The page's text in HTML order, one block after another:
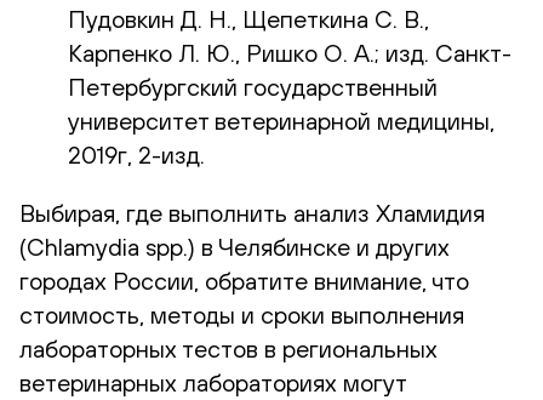
Пудовкин Д. Н., Щепеткина С. В.,
Карпенко Л. Ю., Ришко О. А.; изд. Санкт-
Петербургский государственный
университет ветеринарной медицины,
2019г, 2-изд.
Выбирая, где выполнить анализ Хламидия
(Chlamydia spp.) в Челябинске и других
городах России, обратите внимание, что
стоимость, методы и сроки выполнения
лабораторных тестов в региональных
ветеринарных лабораториях могут